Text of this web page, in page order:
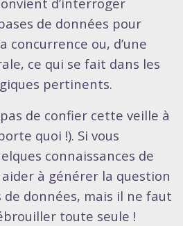
de données pour
concurrence ou, d’une
ce qui se fait dans les
pertinents.
de confier cette veille à
quoi !). Si vous
connaissances de
à générer la question
de données, mais il ne faut
toute seule !